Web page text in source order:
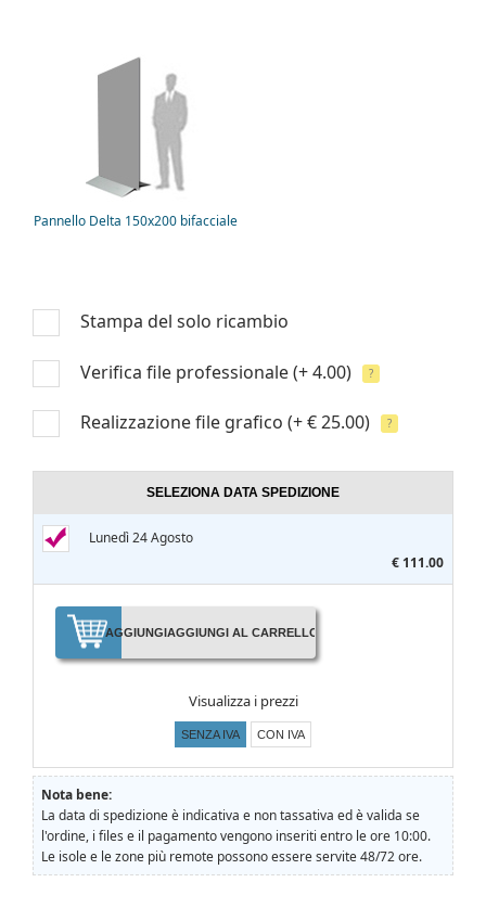
Pannello Delta 150x200 bifacciale
Stampa del solo ricambio
Verifica file professionale(+ 4.00) ?
Realizzazione file grafico (+ € 25.00) ?
SELEZIONA DATA SPEDIZIONE
Lunedì 24 Agosto
€ 111.00
AGGIUNGIAGGIUNGI AL CARRELLO
Visualizza i prezzi
SENZA IVA CON IVA
Nota bene:
La data di spedizione è indicativa e non tassativa ed è valida se
l'ordine, i files e il pagamento vengono inseriti entro le ore 10:00.
Le isole e le zone più remote possono essere servite 48/72 ore.